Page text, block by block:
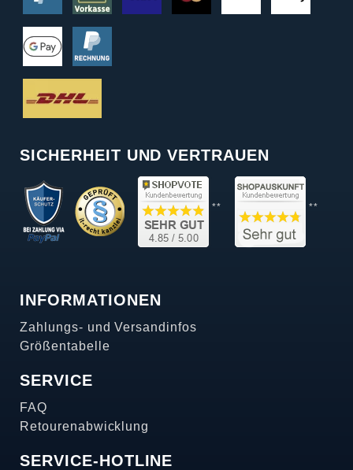
SICHERHEIT UND VERTRAUEN
** **
INFORMATIONEN
Zahlungs- und Versandinfos
Größentabelle
SERVICE
FAQ
Retourenabwicklung
SERVICE-HOTLINE